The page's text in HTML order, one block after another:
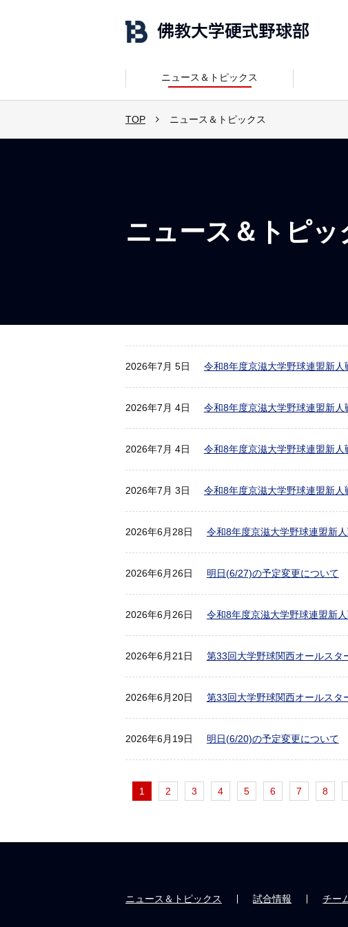
ニュース＆トピックス
TOP ニュース＆トピックス
ニュース＆トピッ
2026年7月 5日 令和8年度京滋大学野球連盟新
2026年7月 4日 令和8年度京滋大学野球連盟新
2026年7月 4日 令和8年度京滋大学野球連盟新
2026年7月 3日 令和8年度京滋大学野球連盟新
2026年6月28日 令和8年度京滋大学野球連盟新
2026年6月26日 明日(6/27)の予定変更について
2026年6月26日 令和8年度京滋大学野球連盟新
2026年6月21日 第33回大学野球関西オールスタ
2026年6月20日 第33回大学野球関西オールスタ
2026年6月19日 明日(6/20)の予定変更について
1 2 3 4 5 6 7 8
ニュース＆トピックス 試合情報 チー